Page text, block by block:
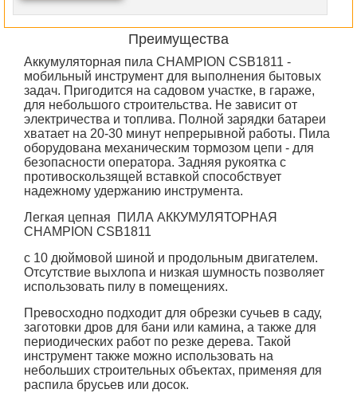
Преимущества
Аккумуляторная пила CHAMPION CSB1811 -
мобильный инструмент для выполнения бытовых
задач. Пригодится на садовом участке, в гараже,
для небольшого строительства. Не зависит от
электричества и топлива. Полной зарядки батареи
хватает на 20-30 минут непрерывной работы. Пила
оборудована механическим тормозом цепи - для
безопасности оператора. Задняя рукоятка с
противоскользящей вставкой способствует
надежному удержанию инструмента.
Легкая цепная
ПИЛА АККУМУЛЯТОРНАЯ
CHAMPION CSB1811
с 10 дюймовой шиной и продольным двигателем.
Отсутствие выхлопа и низкая шумность позволяет
использовать пилу в помещениях.
Превосходно подходит для обрезки сучьев в саду,
заготовки дров для бани или камина, а также для
периодических работ по резке дерева. Такой
инструмент также можно использовать на
небольших строительных объектах, применяя для
распила брусьев или досок.